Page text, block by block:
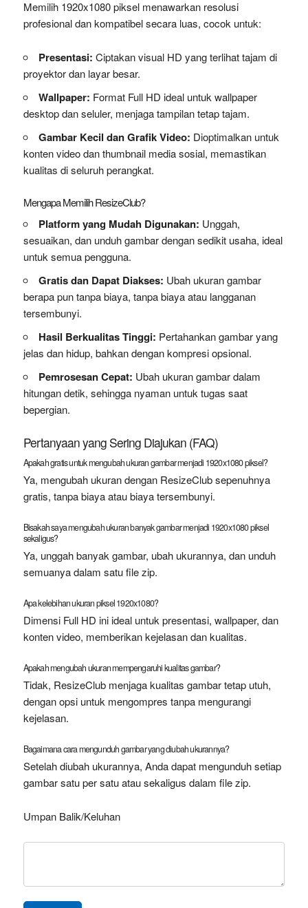
Memilih 1920x1080 piksel menawarkan resolusi
profesional dan kompatibel secara luas, cocok untuk:
Presentasi: Ciptakan visual HD yang terlihat tajam di
proyektor dan layar besar.
Wallpaper: Format Full HD ideal untuk wallpaper
desktop dan seluler, menjaga tampilan tetap tajam.
Gambar Kecil dan Grafik Video: Dioptimalkan untuk
konten video dan thumbnail media sosial, memastikan
kualitas di seluruh perangkat.
Mengapa Memilih ResizeClub?
Platform yang Mudah Digunakan: Unggah,
sesuaikan, dan unduh gambar dengan sedikit usaha, ideal
untuk semua pengguna.
Gratis dan Dapat Diakses: Ubah ukuran gambar
berapa pun tanpa biaya, tanpa biaya atau langganan
tersembunyi.
Hasil Berkualitas Tinggi: Pertahankan gambar yang
jelas dan hidup, bahkan dengan kompresi opsional.
Pemrosesan Cepat: Ubah ukuran gambar dalam
hitungan detik, sehingga nyaman untuk tugas saat
bepergian.
Pertanyaan yang Sering Diajukan (FAQ)
Apakah gratis untuk mengubah ukuran gambar menjadi 1920x1080 piksel?
Ya, mengubah ukuran dengan ResizeClub sepenuhnya
gratis, tanpa biaya atau biaya tersembunyi.
Bisakah saya mengubah ukuran banyak gambar menjadi 1920x1080 piksel
sekaligus?
Ya, unggah banyak gambar, ubah ukurannya, dan unduh
semuanya dalam satu file zip.
Apa kelebihan ukuran piksel 1920x1080?
Dimensi Full HD ini ideal untuk presentasi, wallpaper, dan
konten video, memberikan kejelasan dan kualitas.
Apakah mengubah ukuran mempengaruhi kualitas gambar?
Tidak, ResizeClub menjaga kualitas gambar tetap utuh,
dengan opsi untuk mengompres tanpa mengurangi
kejelasan.
Bagaimana cara mengunduh gambar yang diubah ukurannya?
Setelah diubah ukurannya, Anda dapat mengunduh setiap
gambar satu per satu atau sekaligus dalam file zip.
Umpan Balik/Keluhan